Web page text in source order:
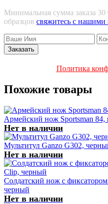
Минимальная сумма заказа
образцов свяжитесь с
Политика
Похожие товары
Армейский нож Sportsman 84,
Нет в наличии
Мультитул Ganzo G302,
Нет в наличии
Солдатский нож с
черный
Нет в наличии